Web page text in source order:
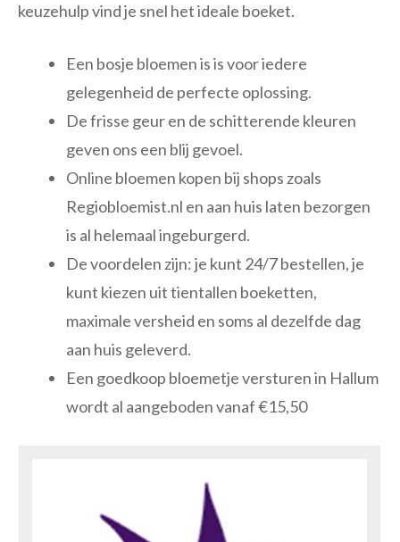
keuzehulp vind je snel het ideale boeket.
Een bosje bloemen is is voor iedere
gelegenheid de perfecte oplossing.
De frisse geur en de schitterende kleuren
geven ons een blij gevoel.
Online bloemen kopen bij shops zoals
Regiobloemist.nl en aan huis laten bezorgen
is al helemaal ingeburgerd.
De voordelen zijn: je kunt 24/7 bestellen, je
kunt kiezen uit tientallen boeketten,
maximale versheid en soms al dezelfde dag
aan huis geleverd.
Een goedkoop bloemetje versturen in Hallum
wordt al aangeboden vanaf €15,50